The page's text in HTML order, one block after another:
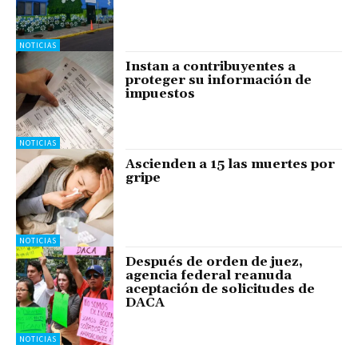
NOTICIAS
NOTICIAS
Instan a contribuyentes a
proteger su información de
impuestos
NOTICIAS
Ascienden a 15 las muertes por
gripe
NOTICIAS
Después de orden de juez,
agencia federal reanuda
aceptación de solicitudes de
DACA